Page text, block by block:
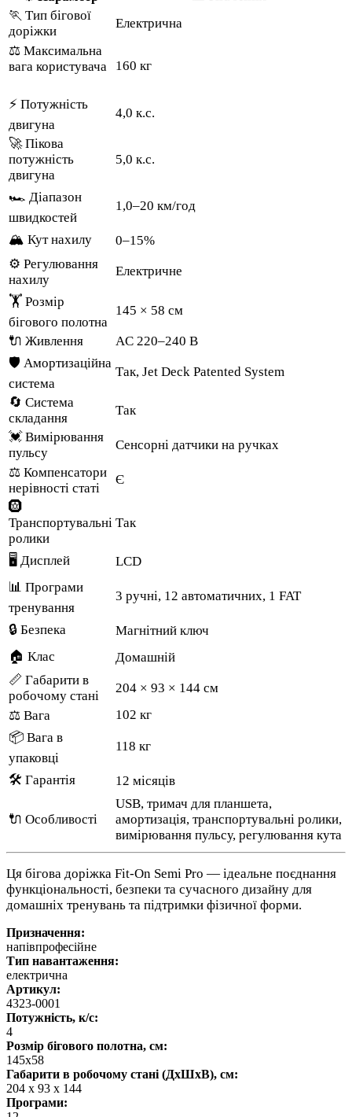
🏃 Тип бігової
доріжки
Електрична
⚖️ Максимальна
вага користувача
160 кг
⚡ Потужність
двигуна
4,0 к.с.
🚀 Пікова
потужність
двигуна
5,0 к.с.
🏎️ Діапазон
швидкостей
1,0–20 км/год
🏔️ Кут нахилу
0–15%
⚙️ Регулювання
нахилу
Електричне
🏋️ Розмір
бігового полотна
145 × 58 см
🔌 Живлення
AC 220–240 В
🛡️ Амортизаційна
система
Так, Jet Deck Patented System
🔄 Система
складання
Так
💓 Вимірювання
пульсу
Сенсорні датчики на ручках
⚖️ Компенсатори
нерівності статі
Є
🛞
Транспортувальні
ролики
Так
🖥️ Дисплей
LCD
📊 Програми
тренування
3 ручні, 12 автоматичних, 1 FAT
🔒 Безпека
Магнітний ключ
🏠 Клас
Домашній
📏 Габарити в
робочому стані
204 × 93 × 144 см
⚖️ Вага
102 кг
📦 Вага в
упаковці
118 кг
🛠️ Гарантія 12 місяців
🔌 Особливості
USB, тримач для планшета,
амортизація, транспортувальні ролики,
вимірювання пульсу, регулювання кута
Ця бігова доріжка Fit-On Semi Pro — ідеальне поєднання
функціональності, безпеки та сучасного дизайну для
домашніх тренувань та підтримки фізичної форми.
Призначення:
напівпрофесійне
Тип навантаження:
електрична
Артикул:
4323-0001
Потужність, к/с:
4
Розмір бігового полотна, см:
145х58
Габарити в робочому стані (ДхШхВ), см:
204 х 93 х 144
Програми: